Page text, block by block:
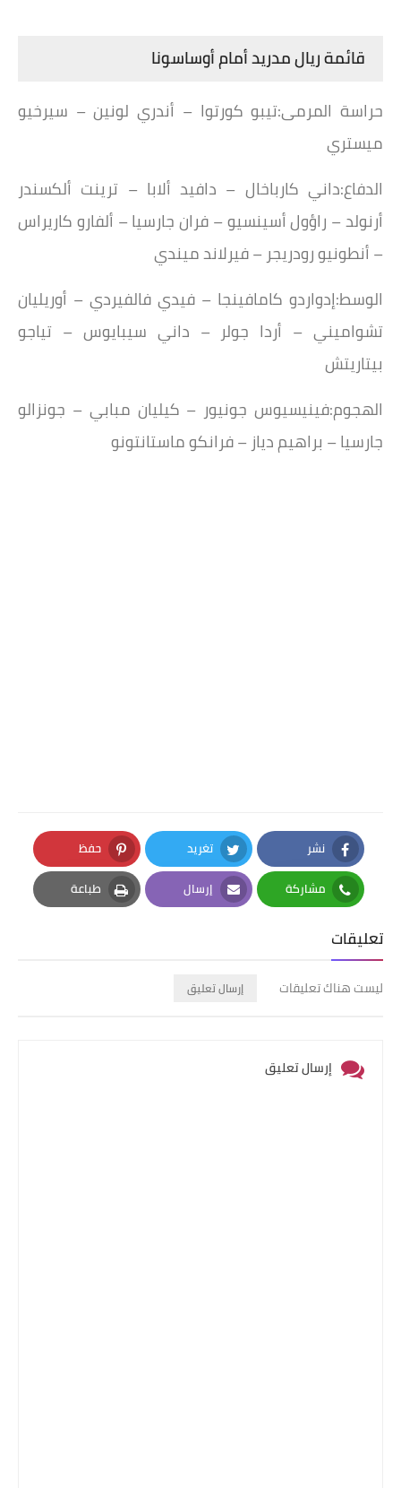
قائمة ريال مدريد أمام أوساسونا
حراسة المرمى:تيبو كورتوا – أندري لونين – سيرخيو
ميستري
الدفاع:داني كارباخال – دافيد ألابا – ترينت ألكسندر
أرنولد – راؤول أسينسيو – فران جارسيا – ألفارو كاريراس
– أنطونيو رودريجر – فيرلاند ميندي
الوسط:إدواردو كامافينجا – فيدي فالفيردي – أوريليان
تشواميني – أردا جولر – داني سيبايوس – تياجو
بيتاريتش
الهجوم:فينيسيوس جونيور – كيليان مبابي – جونزالو
جارسيا – براهيم دياز – فرانكو ماستانتونو
نشر
Facebook
تغريد
Twitter
حفظ
Pinterest
مشاركة
Whatsapp
إرسال
Email
طباعة
Print
تعليقات
ليست هناك تعليقات إرسال تعليق
إرسال تعليق